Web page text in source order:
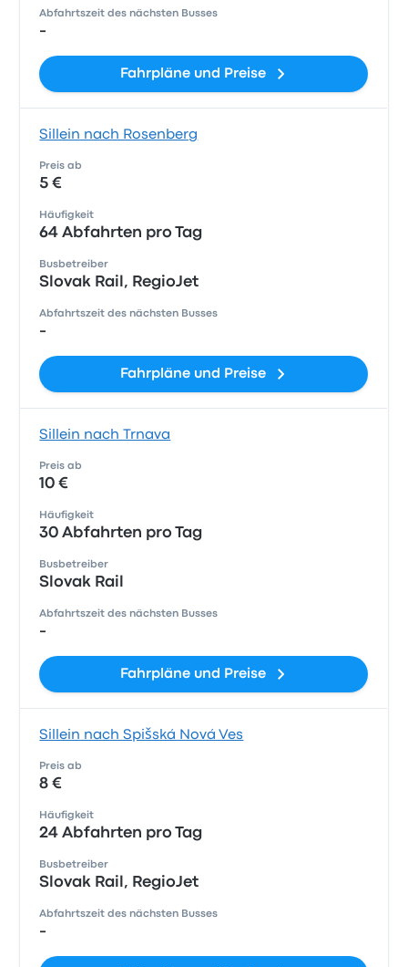
Abfahrtszeit des nächsten Busses
-
Fahrpläne und Preise
Sillein nach Rosenberg
Preis ab
5 €
Häufigkeit
64 Abfahrten pro Tag
Busbetreiber
Slovak Rail, RegioJet
Abfahrtszeit des nächsten Busses
-
Fahrpläne und Preise
Sillein nach Trnava
Preis ab
10 €
Häufigkeit
30 Abfahrten pro Tag
Busbetreiber
Slovak Rail
Abfahrtszeit des nächsten Busses
-
Fahrpläne und Preise
Sillein nach Spišská Nová Ves
Preis ab
8 €
Häufigkeit
24 Abfahrten pro Tag
Busbetreiber
Slovak Rail, RegioJet
Abfahrtszeit des nächsten Busses
-